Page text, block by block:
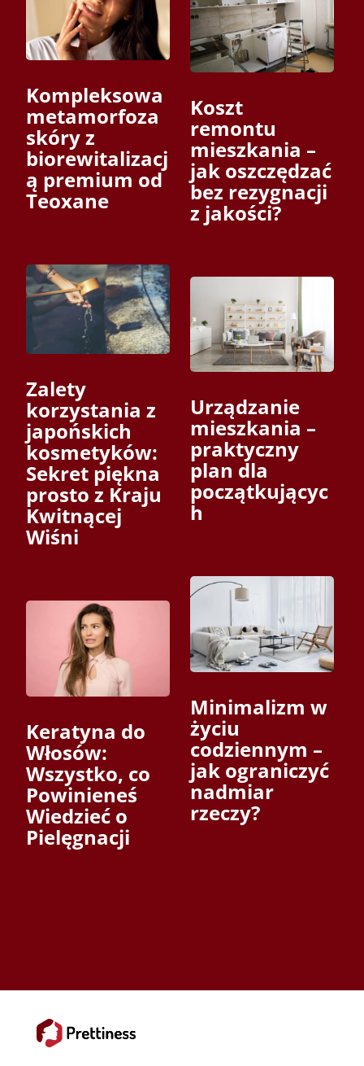
Kompleksowa
metamorfoza
skóry z
biorewitalizacj
ą premium od
Teoxane
Zalety
korzystania z
japońskich
kosmetyków:
Sekret piękna
prosto z Kraju
Kwitnącej
Wiśni
Keratyna do
Włosów:
Wszystko, co
Powinieneś
Wiedzieć o
Pielęgnacji
Koszt
remontu
mieszkania –
jak oszczędzać
bez rezygnacji
z jakości?
Urządzanie
mieszkania –
praktyczny
plan dla
początkującyc
h
Minimalizm w
życiu
codziennym –
jak ograniczyć
nadmiar
rzeczy?